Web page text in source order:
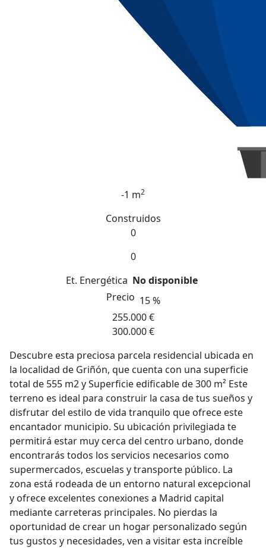
-1 m2
Construidos
0
0
Et. Energética No disponible
Precio 15 %
255.000 €
300.000 €
Descubre esta preciosa parcela residencial ubicada en
la localidad de Griñón, que cuenta con una superficie
total de 555 m2 y Superficie edificable de 300 m² Este
terreno es ideal para construir la casa de tus sueños y
disfrutar del estilo de vida tranquilo que ofrece este
encantador municipio. Su ubicación privilegiada te
permitirá estar muy cerca del centro urbano, donde
encontrarás todos los servicios necesarios como
supermercados, escuelas y transporte público. La
zona está rodeada de un entorno natural excepcional
y ofrece excelentes conexiones a Madrid capital
mediante carreteras principales. No pierdas la
oportunidad de crear un hogar personalizado según
tus gustos y necesidades, ven a visitar esta increíble